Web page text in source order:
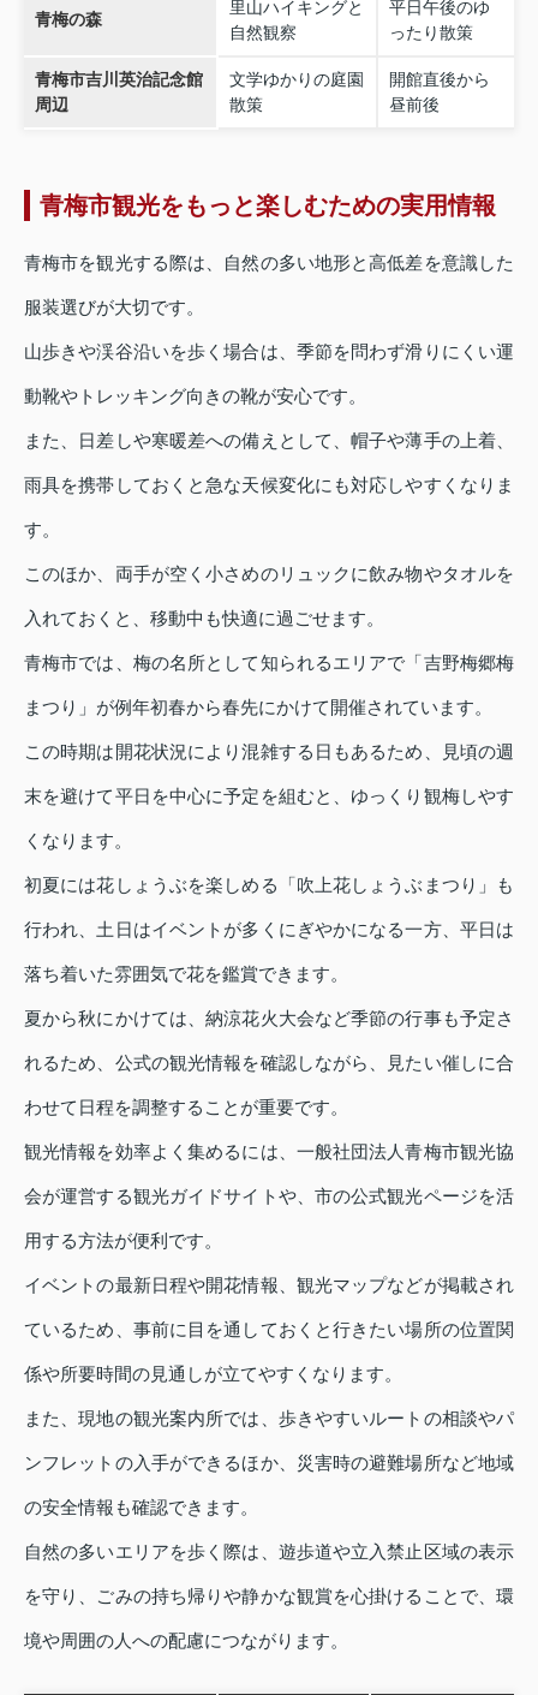
青梅の森
里山ハイキングと
自然観察
平日午後のゆ
ったり散策
青梅市吉川英治記念館
周辺
文学ゆかりの庭園
散策
開館直後から
昼前後
青梅市観光をもっと楽しむための実用情報
青梅市を観光する際は、自然の多い地形と高低差を意識した
服装選びが大切です。
山歩きや渓谷沿いを歩く場合は、季節を問わず滑りにくい運
動靴やトレッキング向きの靴が安心です。
また、日差しや寒暖差への備えとして、帽子や薄手の上着、
雨具を携帯しておくと急な天候変化にも対応しやすくなりま
す。
このほか、両手が空く小さめのリュックに飲み物やタオルを
入れておくと、移動中も快適に過ごせます。
青梅市では、梅の名所として知られるエリアで「吉野梅郷梅
まつり」が例年初春から春先にかけて開催されています。
この時期は開花状況により混雑する日もあるため、見頃の週
末を避けて平日を中心に予定を組むと、ゆっくり観梅しやす
くなります。
初夏には花しょうぶを楽しめる「吹上花しょうぶまつり」も
行われ、土日はイベントが多くにぎやかになる一方、平日は
落ち着いた雰囲気で花を鑑賞できます。
夏から秋にかけては、納涼花火大会など季節の行事も予定さ
れるため、公式の観光情報を確認しながら、見たい催しに合
わせて日程を調整することが重要です。
観光情報を効率よく集めるには、一般社団法人青梅市観光協
会が運営する観光ガイドサイトや、市の公式観光ページを活
用する方法が便利です。
イベントの最新日程や開花情報、観光マップなどが掲載され
ているため、事前に目を通しておくと行きたい場所の位置関
係や所要時間の見通しが立てやすくなります。
また、現地の観光案内所では、歩きやすいルートの相談やパ
ンフレットの入手ができるほか、災害時の避難場所など地域
の安全情報も確認できます。
自然の多いエリアを歩く際は、遊歩道や立入禁止区域の表示
を守り、ごみの持ち帰りや静かな観賞を心掛けることで、環
境や周囲の人への配慮につながります。